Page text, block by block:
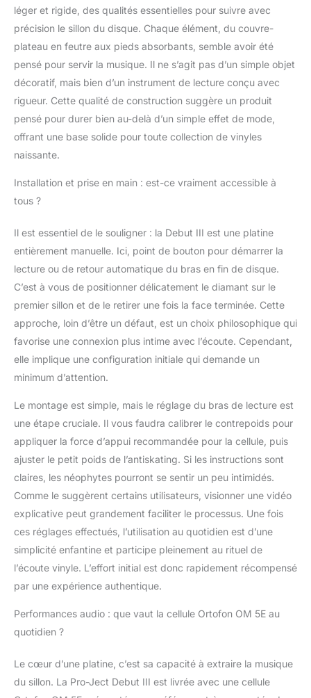
léger et rigide, des qualités essentielles pour suivre avec
précision le sillon du disque. Chaque élément, du couvre-
plateau en feutre aux pieds absorbants, semble avoir été
pensé pour servir la musique. Il ne s’agit pas d’un simple objet
décoratif, mais bien d’un instrument de lecture conçu avec
rigueur. Cette qualité de construction suggère un produit
pensé pour durer bien au-delà d’un simple effet de mode,
offrant une base solide pour toute collection de vinyles
naissante.
Installation et prise en main : est-ce vraiment accessible à
tous ?
Il est essentiel de le souligner : la Debut III est une platine
entièrement manuelle. Ici, point de bouton pour démarrer la
lecture ou de retour automatique du bras en fin de disque.
C’est à vous de positionner délicatement le diamant sur le
premier sillon et de le retirer une fois la face terminée. Cette
approche, loin d’être un défaut, est un choix philosophique qui
favorise une connexion plus intime avec l’écoute. Cependant,
elle implique une configuration initiale qui demande un
minimum d’attention.
Le montage est simple, mais le réglage du bras de lecture est
une étape cruciale. Il vous faudra calibrer le contrepoids pour
appliquer la force d’appui recommandée pour la cellule, puis
ajuster le petit poids de l’antiskating. Si les instructions sont
claires, les néophytes pourront se sentir un peu intimidés.
Comme le suggèrent certains utilisateurs, visionner une vidéo
explicative peut grandement faciliter le processus. Une fois
ces réglages effectués, l’utilisation au quotidien est d’une
simplicité enfantine et participe pleinement au rituel de
l’écoute vinyle. L’effort initial est donc rapidement récompensé
par une expérience authentique.
Performances audio : que vaut la cellule Ortofon OM 5E au
quotidien ?
Le cœur d’une platine, c’est sa capacité à extraire la musique
du sillon. La Pro-Ject Debut III est livrée avec une cellule